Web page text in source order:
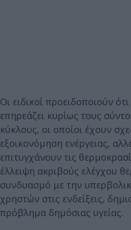
Οι ειδικοί προειδοποιούν
επηρεάζει κυρίως τους
κύκλους, οι οποίοι έχουν
εξοικονόμηση ενέργειας,
επιτυγχάνουν τις
έλλειψη ακριβούς ελέγχου
συνδυασμό με την
χρηστών στις ενδείξεις,
πρόβλημα δημόσιας υγείας.